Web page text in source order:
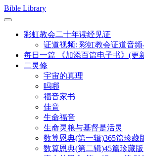
Skip
to
Bible Library
彩虹教会二十年读经见证
证道视频: 彩虹教会证道音
每日一篇 《加添百篇电子书》(更
二灵修
宇宙的真理
吗哪
福音家书
佳音
生命福音
生命灵粮与基督是活灵
数算恩典(第一辑)365篇珍藏
数算恩典(第二辑)45篇珍藏版